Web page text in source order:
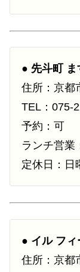
● 先斗町 ま
住所：京都
TEL：075-
予約：可
ランチ営業
定休日：日
● イル フィ
住所：京都